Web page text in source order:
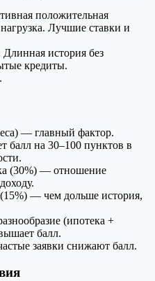
положительная
Лучшие ставки и
история без
кредиты.
— главный фактор.
балл на 30–100 пунктов в
(30%) — отношение
— чем дольше история,
(ипотека +
балл.
заявки снижают балл.